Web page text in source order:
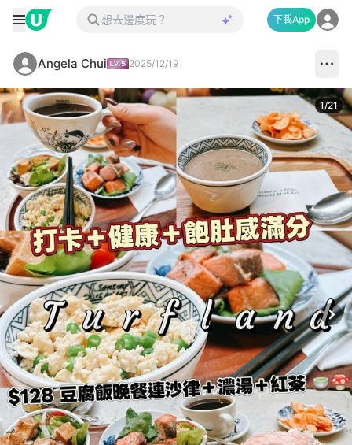
下載App
Angela Chui 2025/12/19
1/21